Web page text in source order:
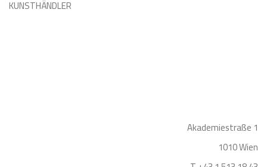
KUNSTHÄNDLER
Akademiestraße 1
1010 Wien